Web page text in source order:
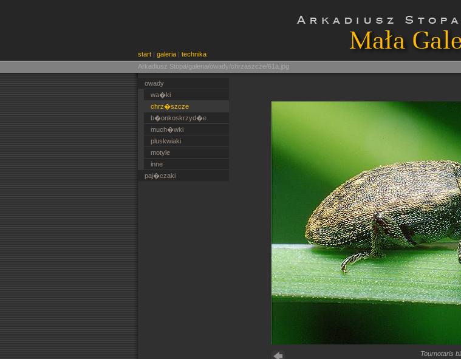
start | galeria | technika
Arkadiusz Stopa/galeria/owady/chrzaszcze/61a.jpg
owady
wa�ki
chrz�szcze
b�onkoskrzyd�e
much�wki
pluskwiaki
motyle
inne
paj�czaki
Tournotaris